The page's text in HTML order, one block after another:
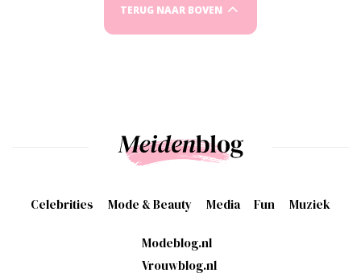
TERUG NAAR BOVEN
Celebrities Mode & Beauty Media Fun Muziek
Modeblog.nl
Vrouwblog.nl